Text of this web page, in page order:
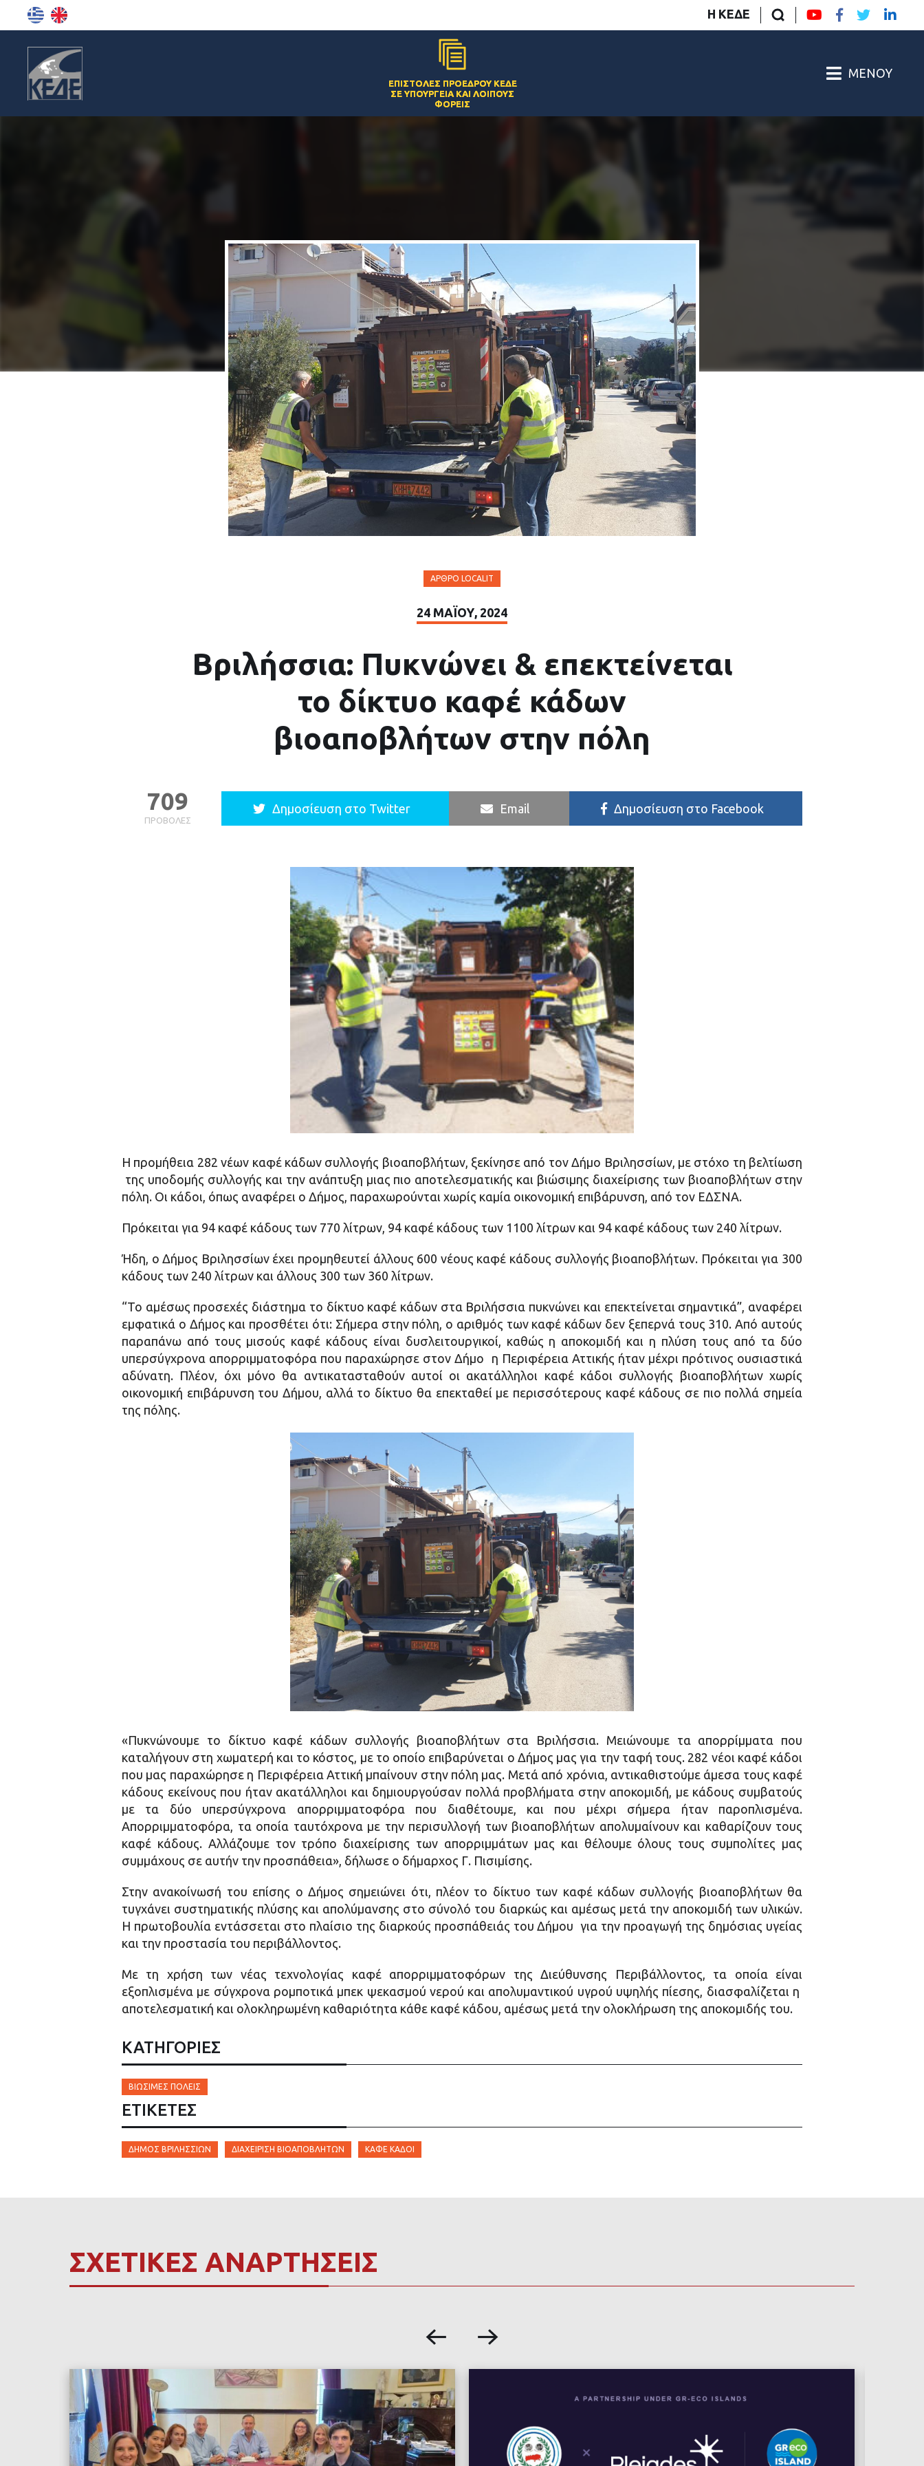
Η ΚΕΔΕ
ΕΠΙΣΤΟΛΈΣ ΠΡΟΈΔΡΟΥ ΚΕΔΕ
ΣΕ ΥΠΟΥΡΓΕΊΑ ΚΑΙ ΛΟΙΠΟΎΣ
ΦΟΡΕΊΣ
ΜΕΝΟΎ
ΆΡΘΡΟ LOCALIT
24 ΜΑΪ́ΟΥ, 2024
Βριλήσσια: Πυκνώνει & επεκτείνεται
το δίκτυο καφέ κάδων
βιοαποβλήτων στην πόλη
ΠΡΟΒΟΛΈΣ
709 Δημοσίευση στο Twitter Email Δημοσίευση στο Facebook
Η προμήθεια 282 νέων καφέ κάδων συλλογής βιοαποβλήτων, ξεκίνησε από τον Δήμο Βριλησσίων, με στόχο τη βελτίωση
της υποδομής συλλογής και την ανάπτυξη μιας πιο αποτελεσματικής και βιώσιμης διαχείρισης των βιοαποβλήτων στην
πόλη. Οι κάδοι, όπως αναφέρει ο Δήμος, παραχωρούνται χωρίς καμία οικονομική επιβάρυνση, από τον ΕΔΣΝΑ.
Πρόκειται για 94 καφέ κάδους των 770 λίτρων, 94 καφέ κάδους των 1100 λίτρων και 94 καφέ κάδους των 240 λίτρων.
Ήδη, ο Δήμος Βριλησσίων έχει προμηθευτεί άλλους 600 νέους καφέ κάδους συλλογής βιοαποβλήτων. Πρόκειται για 300
κάδους των 240 λίτρων και άλλους 300 των 360 λίτρων.
“Το αμέσως προσεχές διάστημα το δίκτυο καφέ κάδων στα Βριλήσσια πυκνώνει και επεκτείνεται σημαντικά”, αναφέρει
εμφατικά ο Δήμος και προσθέτει ότι: Σήμερα στην πόλη, ο αριθμός των καφέ κάδων δεν ξεπερνά τους 310. Από αυτούς
παραπάνω από τους μισούς καφέ κάδους είναι δυσλειτουργικοί, καθώς η αποκομιδή και η πλύση τους από τα δύο
υπερσύγχρονα απορριμματοφόρα που παραχώρησε στον Δήμο η Περιφέρεια Αττικής ήταν μέχρι πρότινος ουσιαστικά
αδύνατη. Πλέον, όχι μόνο θα αντικατασταθούν αυτοί οι ακατάλληλοι καφέ κάδοι συλλογής βιοαποβλήτων χωρίς
οικονομική επιβάρυνση του Δήμου, αλλά το δίκτυο θα επεκταθεί με περισσότερους καφέ κάδους σε πιο πολλά σημεία
της πόλης.
«Πυκνώνουμε το δίκτυο καφέ κάδων συλλογής βιοαποβλήτων στα Βριλήσσια. Μειώνουμε τα απορρίμματα που
καταλήγουν στη χωματερή και το κόστος, με το οποίο επιβαρύνεται ο Δήμος μας για την ταφή τους. 282 νέοι καφέ κάδοι
που μας παραχώρησε η Περιφέρεια Αττική μπαίνουν στην πόλη μας. Μετά από χρόνια, αντικαθιστούμε άμεσα τους καφέ
κάδους εκείνους που ήταν ακατάλληλοι και δημιουργούσαν πολλά προβλήματα στην αποκομιδή, με κάδους συμβατούς
με τα δύο υπερσύγχρονα απορριμματοφόρα που διαθέτουμε, και που μέχρι σήμερα ήταν παροπλισμένα.
Απορριμματοφόρα, τα οποία ταυτόχρονα με την περισυλλογή των βιοαποβλήτων απολυμαίνουν και καθαρίζουν τους
καφέ κάδους. Αλλάζουμε τον τρόπο διαχείρισης των απορριμμάτων μας και θέλουμε όλους τους συμπολίτες μας
συμμάχους σε αυτήν την προσπάθεια», δήλωσε ο δήμαρχος Γ. Πισιμίσης.
Στην ανακοίνωσή του επίσης ο Δήμος σημειώνει ότι, πλέον το δίκτυο των καφέ κάδων συλλογής βιοαποβλήτων θα
τυγχάνει συστηματικής πλύσης και απολύμανσης στο σύνολό του διαρκώς και αμέσως μετά την αποκομιδή των υλικών.
Η πρωτοβουλία εντάσσεται στο πλαίσιο της διαρκούς προσπάθειάς του Δήμου για την προαγωγή της δημόσιας υγείας
και την προστασία του περιβάλλοντος.
Με τη χρήση των νέας τεχνολογίας καφέ απορριμματοφόρων της Διεύθυνσης Περιβάλλοντος, τα οποία είναι
εξοπλισμένα με σύγχρονα ρομποτικά μπεκ ψεκασμού νερού και απολυμαντικού υγρού υψηλής πίεσης, διασφαλίζεται η
αποτελεσματική και ολοκληρωμένη καθαριότητα κάθε καφέ κάδου, αμέσως μετά την ολοκλήρωση της αποκομιδής του.
ΚΑΤΗΓΟΡΙΕΣ
ΒΙΏΣΙΜΕΣ ΠΌΛΕΙΣ
ΕΤΙΚΈΤΕΣ
ΔΉΜΟΣ ΒΡΙΛΗΣΣΊΩΝ ΔΙΑΧΕΊΡΙΣΗ ΒΙΟΑΠΟΒΛΉΤΩΝ ΚΑΦΈ ΚΆΔΟΙ
ΣΧΕΤΙΚΕΣ ΑΝΑΡΤΗΣΕΙΣ